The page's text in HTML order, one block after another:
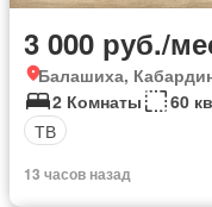
3 000 руб./
Балашиха,
2 Комнаты
60
ТВ
13 часов назад